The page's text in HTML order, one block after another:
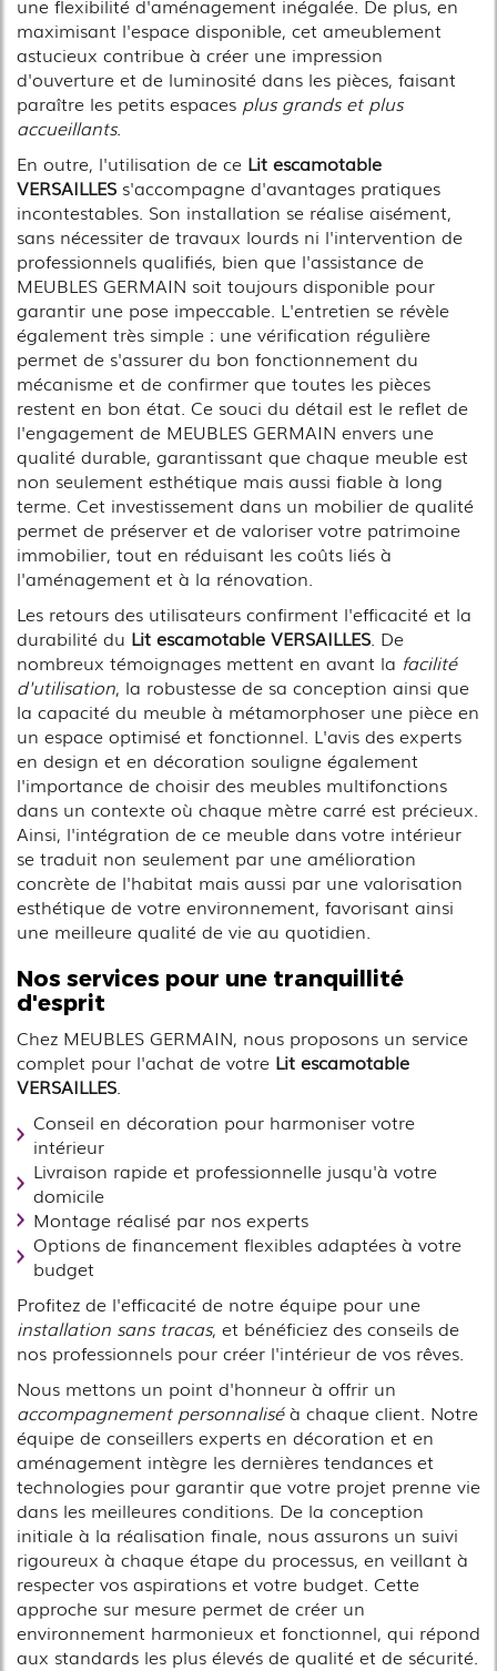
maximisant l'espace disponible, cet ameublement
astucieux contribue à créer une impression
d'ouverture et de luminosité dans les pièces, faisant
paraître les petits espaces plus grands et plus
accueillants.
En outre, l'utilisation de ce Lit escamotable
VERSAILLES s'accompagne d'avantages pratiques
incontestables. Son installation se réalise aisément,
sans nécessiter de travaux lourds ni l'intervention de
professionnels qualifiés, bien que l'assistance de
MEUBLES GERMAIN soit toujours disponible pour
garantir une pose impeccable. L'entretien se révèle
également très simple : une vérification régulière
permet de s'assurer du bon fonctionnement du
mécanisme et de confirmer que toutes les pièces
restent en bon état. Ce souci du détail est le reflet de
l'engagement de MEUBLES GERMAIN envers une
qualité durable, garantissant que chaque meuble est
non seulement esthétique mais aussi fiable à long
terme. Cet investissement dans un mobilier de qualité
permet de préserver et de valoriser votre patrimoine
immobilier, tout en réduisant les coûts liés à
l'aménagement et à la rénovation.
Les retours des utilisateurs confirment l'efficacité et la
durabilité du Lit escamotable VERSAILLES . De
nombreux témoignages mettent en avant la facilité
d'utilisation, la robustesse de sa conception ainsi que
la capacité du meuble à métamorphoser une pièce en
un espace optimisé et fonctionnel. L'avis des experts
en design et en décoration souligne également
l'importance de choisir des meubles multifonctions
dans un contexte où chaque mètre carré est précieux.
Ainsi, l'intégration de ce meuble dans votre intérieur
se traduit non seulement par une amélioration
concrète de l'habitat mais aussi par une valorisation
esthétique de votre environnement, favorisant ainsi
une meilleure qualité de vie au quotidien.
Nos services pour une tranquillité
d'esprit
Chez MEUBLES GERMAIN, nous proposons un service
complet pour l'achat de votre Lit escamotable
VERSAILLES
Conseil en décoration pour harmoniser votre
intérieur
Livraison rapide et professionnelle jusqu'à votre
domicile
Montage réalisé par nos experts
Options de financement flexibles adaptées à votre
budget
Profitez de l'efficacité de notre équipe pour une
installation sans tracas, et bénéficiez des conseils de
nos professionnels pour créer l'intérieur de vos rêves.
Nous mettons un point d'honneur à offrir un
accompagnement personnaliséà chaque client. Notre
équipe de conseillers experts en décoration et en
aménagement intègre les dernières tendances et
technologies pour garantir que votre projet prenne vie
dans les meilleures conditions. De la conception
initiale à la réalisation finale, nous assurons un suivi
rigoureux à chaque étape du processus, en veillant à
respecter vos aspirations et votre budget. Cette
approche sur mesure permet de créer un
environnement harmonieux et fonctionnel, qui répond
aux standards les plus élevés de qualité et de sécurité.